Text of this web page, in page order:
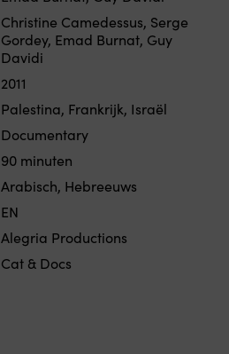
Christine Camedessus, Serge
Gordey, Emad Burnat, Guy
Davidi
2011
Palestina, Frankrijk, Israël
Documentary
90 minuten
Arabisch, Hebreeuws
EN
Alegria Productions
Cat & Docs